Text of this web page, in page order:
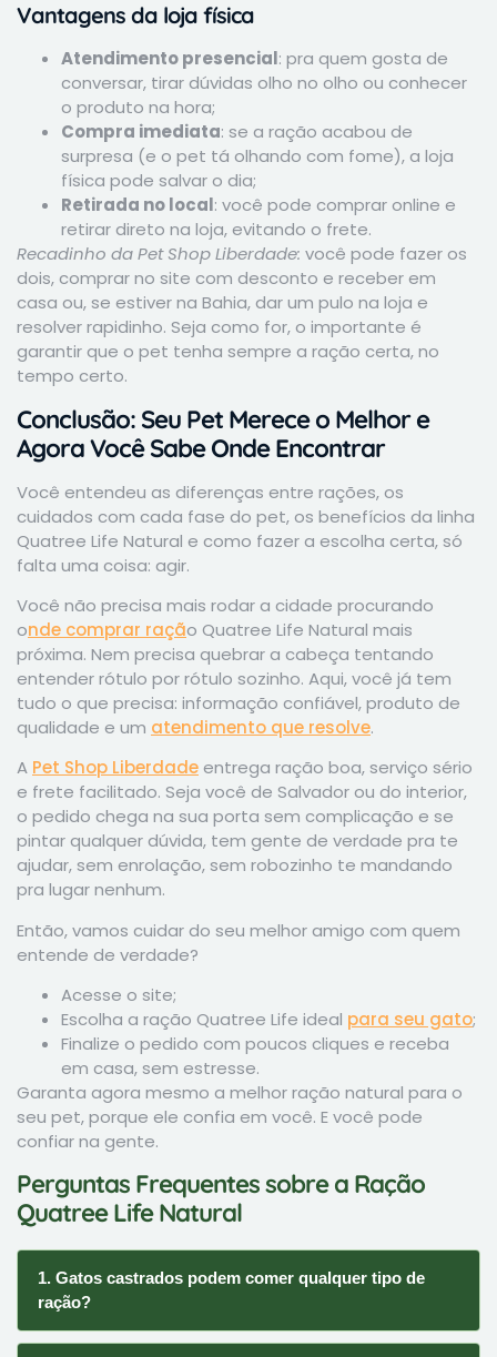
Vantagens da loja física
Atendimento presencial: pra quem gosta de
conversar, tirar dúvidas olho no olho ou conhecer
o produto na hora;
Compra imediata: se a ração acabou de
surpresa (e o pet tá olhando com fome), a loja
física pode salvar o dia;
Retirada no local: você pode comprar online e
retirar direto na loja, evitando o frete.
Recadinho da Pet Shop Liberdade: você pode fazer os
dois, comprar no site com desconto e receber em
casa ou, se estiver na Bahia, dar um pulo na loja e
resolver rapidinho. Seja como for, o importante é
garantir que o pet tenha sempre a ração certa, no
tempo certo.
Conclusão: Seu Pet Merece o Melhor e
Agora Você Sabe Onde Encontrar
Você entendeu as diferenças entre rações, os
cuidados com cada fase do pet, os benefícios da linha
Quatree Life Natural e como fazer a escolha certa, só
falta uma coisa: agir.
Você não precisa mais rodar a cidade procurando
onde comprar ração Quatree Life Natural mais
próxima. Nem precisa quebrar a cabeça tentando
entender rótulo por rótulo sozinho. Aqui, você já tem
tudo o que precisa: informação confiável, produto de
qualidade e um atendimento que resolve.
A Pet Shop Liberdade entrega ração boa, serviço sério
e frete facilitado. Seja você de Salvador ou do interior,
o pedido chega na sua porta sem complicação e se
pintar qualquer dúvida, tem gente de verdade pra te
ajudar, sem enrolação, sem robozinho te mandando
pra lugar nenhum.
Então, vamos cuidar do seu melhor amigo com quem
entende de verdade?
Acesse o site;
Escolha a ração Quatree Life ideal para seu gato;
Finalize o pedido com poucos cliques e receba
em casa, sem estresse.
Garanta agora mesmo a melhor ração natural para o
seu pet, porque ele confia em você. E você pode
confiar na gente.
Perguntas Frequentes sobre a Ração
Quatree Life Natural
1. Gatos castrados podem comer qualquer tipo de
ração?